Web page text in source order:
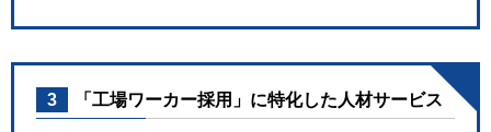
3 「工場ワーカー採用」に特化した人材サービス